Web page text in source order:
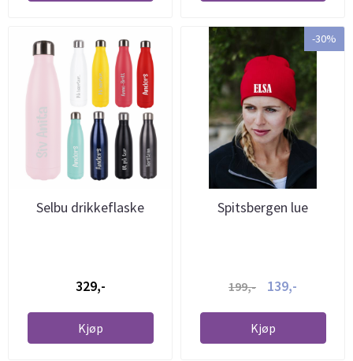
Selbu drikkeflaske
329,-
Kjøp
-30%
Spitsbergen lue
199,- 139,-
Kjøp